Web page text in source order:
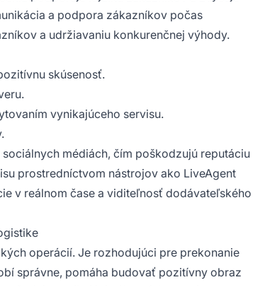
a podpora zákazníkov počas
a udržiavaniu konkurenčnej výhody.
skúsenosť.
vynikajúceho servisu.
médiách, čím poškodzujú reputáciu
prostredníctvom nástrojov ako LiveAgent
v reálnom čase a viditeľnosť dodávateľského
operácií. Je rozhodujúci pre prekonanie
správne, pomáha budovať pozitívny obraz